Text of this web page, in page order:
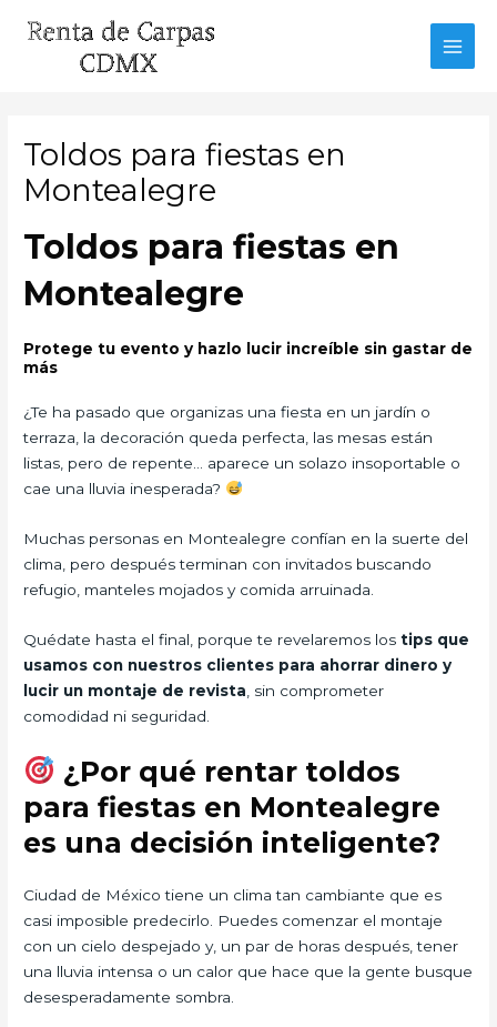
Toldos para fiestas en
Montealegre
Toldos para fiestas en
Montealegre
Protege tu evento y hazlo lucir increíble sin gastar de
más
¿Te ha pasado que organizas una fiesta en un jardín o
terraza, la decoración queda perfecta, las mesas están
listas, pero de repente… aparece un solazo insoportable o
cae una lluvia inesperada?
Muchas personas en Montealegre confían en la suerte del
clima, pero después terminan con invitados buscando
refugio, manteles mojados y comida arruinada.
Quédate hasta el final, porque te revelaremos lostips que
usamos con nuestros clientes para ahorrar dinero y
lucir un montaje de revista , sin comprometer
comodidad ni seguridad.
¿Por qué rentar toldos
para fiestas en Montealegre
es una decisión inteligente?
Ciudad de México tiene un clima tan cambiante que es
casi imposible predecirlo. Puedes comenzar el montaje
con un cielo despejado y, un par de horas después, tener
una lluvia intensa o un calor que hace que la gente busque
desesperadamente sombra.